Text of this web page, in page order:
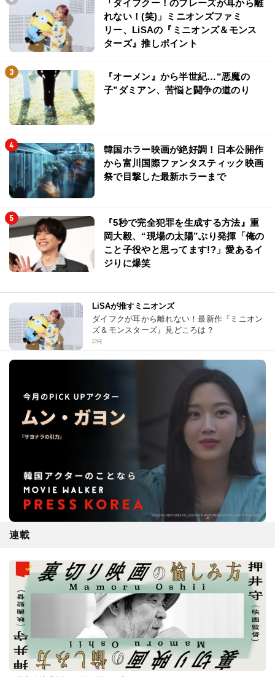
「ダイフクー！のフレーズが耳から離
れない！(笑)」ミニオンズファミ
リー、LiSAの『ミニオンズ＆モンス
ターズ』推しポイント
『オーメン』から半世紀…“悪魔の
子”ダミアン、苦悩と闘争の道のり
韓国ホラー映画が絶好調！日本公開作
から富川国際ファンタスティック映画
祭で目撃した最新ホラーまで
『5秒で完全犯罪を生成する方法』重
岡大毅、“現場の太陽”ぶり発揮「俺の
こと子役やと思ってます!?」愛あるイ
ジりに爆笑
LiSAが推すミニオンズ
ダイフクが耳から離れない！最新作『ミニオン
ズ＆モンスターズ』見どころは？
PR
連載